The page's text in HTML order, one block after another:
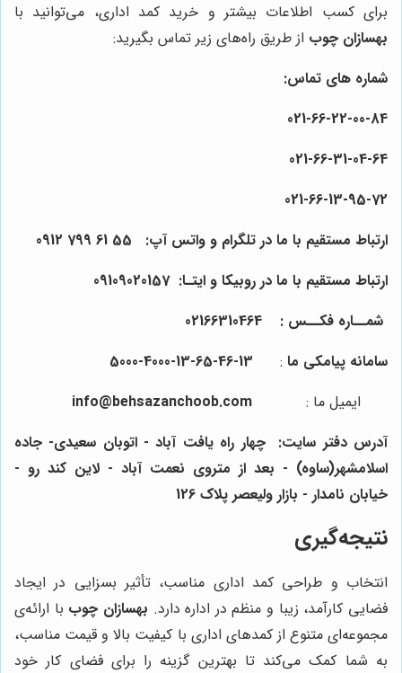
برای کسب اطلاعات بیشتر و خرید کمد اداری، می‌توانید با
بهسازان چوب از طریق راه‌های زیر تماس بگیرید:
شماره های تماس:
021-66-22-00-84
021-66-31-04-64
021-66-13-95-72
ارتباط مستقیم با ما در تلگرام و واتس آپ:
0912 799 61 55
ارتباط مستقیم با ما در روبیکا و ایتـا: 0910
9020157
شمــاره فکــس :
02166310464
سامانه پیامکی ما :
13-46-65-13-4000-5000
ایمیل ما :
info@behsazanchoob.com
آدرس دفتر سایت: چهار راه یافت آباد - اتوبان سعیدی- جاده
اسلامشهر(ساوه) - بعد از متروی نعمت آباد - لاین کند رو -
خیابان نامدار - بازار ولیعصر پلاک 126
نتیجه‌گیری
انتخاب و طراحی کمد اداری مناسب، تأثیر بسزایی در ایجاد
فضایی کارآمد، زیبا و منظم در اداره دارد. بهسازان چوب با ارائه‌ی
مجموعه‌ای متنوع از کمدهای اداری با کیفیت بالا و قیمت مناسب،
به شما کمک می‌کند تا بهترین گزینه را برای فضای کار خود